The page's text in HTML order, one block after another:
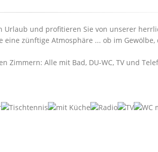
Urlaub und profitieren Sie von unserer
zünftige Atmosphäre ... ob im
Zimmern: Alle mit Bad, DU-WC, TV und